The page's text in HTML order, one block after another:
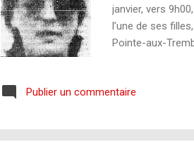
janvier, vers
l’une de ses
Pointe-aux-
matelas qui avait
par une
déranger. Selon...
Publier un commentaire